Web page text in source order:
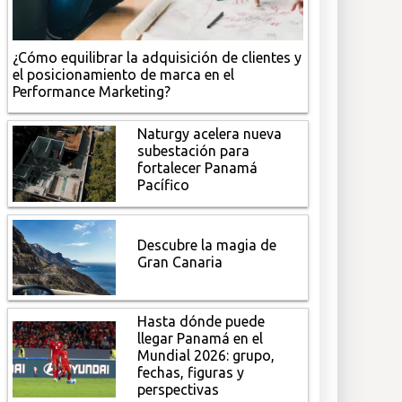
¿Cómo equilibrar la adquisición de clientes y
el posicionamiento de marca en el
Performance Marketing?
Naturgy acelera nueva
subestación para
fortalecer Panamá
Pacífico
Descubre la magia de
Gran Canaria
Hasta dónde puede
llegar Panamá en el
Mundial 2026: grupo,
fechas, figuras y
perspectivas